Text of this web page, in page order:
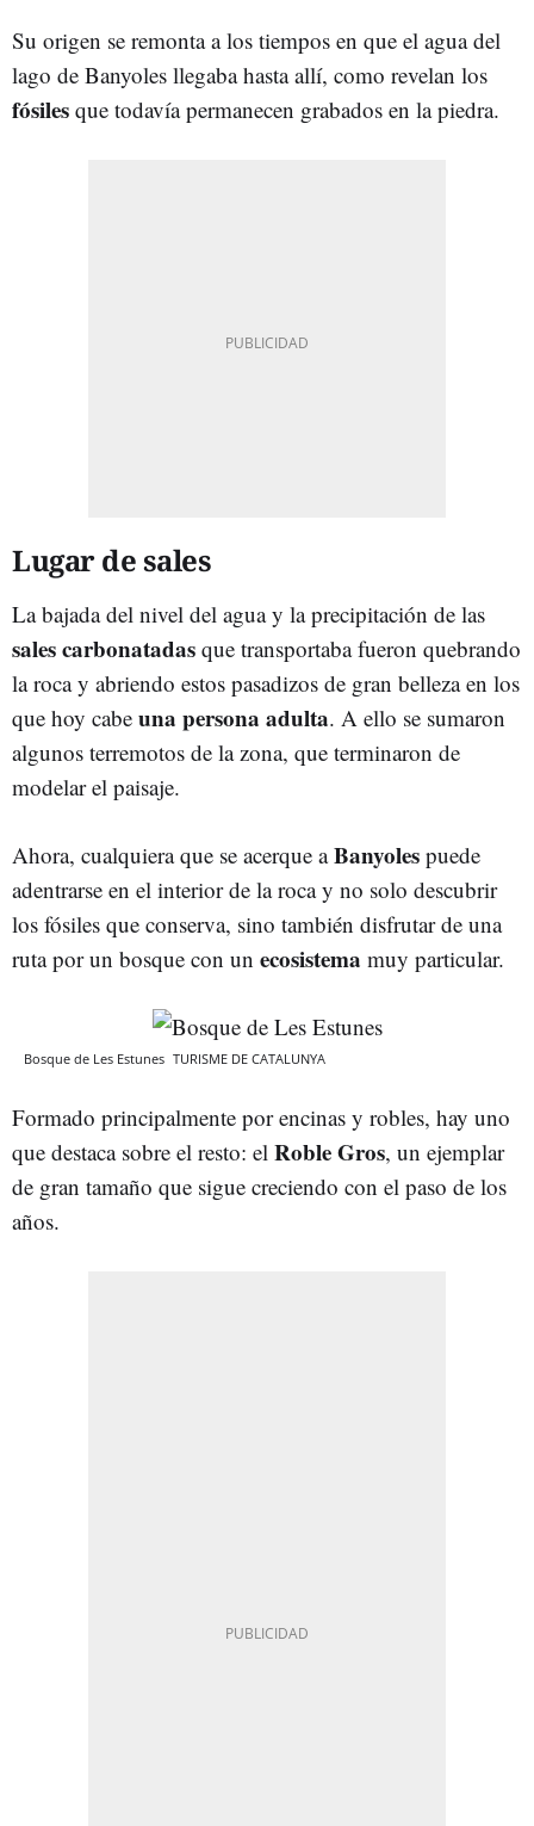
Su origen se remonta a los tiempos en que el agua del
lago de Banyoles llegaba hasta allí, como revelan los
fósiles que todavía permanecen grabados en la piedra.
Lugar de sales
La bajada del nivel del agua y la precipitación de las
sales carbonatadas que transportaba fueron quebrando
la roca y abriendo estos pasadizos de gran belleza en los
que hoy cabe una persona adulta. A ello se sumaron
algunos terremotos de la zona, que terminaron de
modelar el paisaje.
Ahora, cualquiera que se acerque aBanyoles puede
adentrarse en el interior de la roca y no solo descubrir
los fósiles que conserva, sino también disfrutar de una
ruta por un bosque con un ecosistema muy particular.
Bosque de Les Estunes TURISME DE CATALUNYA
Formado principalmente por encinas y robles, hay uno
que destaca sobre el resto: el Roble Gros, un ejemplar
de gran tamaño que sigue creciendo con el paso de los
años.